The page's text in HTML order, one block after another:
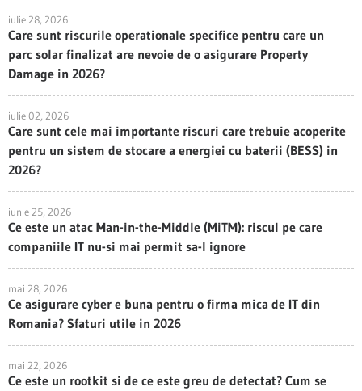
iulie 28, 2026
Care sunt riscurile operationale specifice pentru care un
parc solar finalizat are nevoie de o asigurare Property
Damage in 2026?
iulie 02, 2026
Care sunt cele mai importante riscuri care trebuie acoperite
pentru un sistem de stocare a energiei cu baterii (BESS) in
2026?
iunie 25, 2026
Ce este un atac Man-in-the-Middle (MiTM): riscul pe care
companiile IT nu-si mai permit sa-l ignore
mai 28, 2026
Ce asigurare cyber e buna pentru o firma mica de IT din
Romania? Sfaturi utile in 2026
mai 22, 2026
Ce este un rootkit si de ce este greu de detectat? Cum se